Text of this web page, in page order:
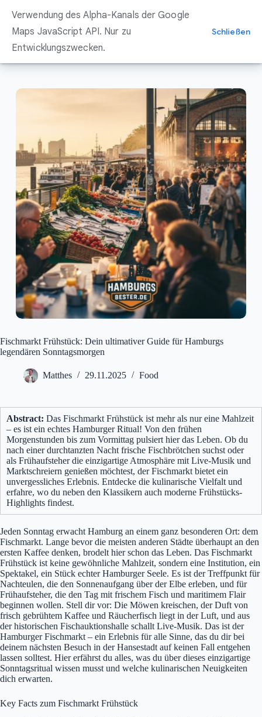
Inhalt
springen
Fischmarkt Frühstück: Dein ultimativer Guide für Hamburgs
legendären Sonntagsmorgen
Matthes 29.11.2025 Food
Abstract: Das Fischmarkt Frühstück ist mehr als nur eine Mahlzeit
– es ist ein echtes Hamburger Ritual! Von den frühen
Morgenstunden bis zum Vormittag pulsiert hier das Leben. Ob du
nach einer durchtanzten Nacht frische Fischbrötchen suchst oder
als Frühaufsteher die einzigartige Atmosphäre mit Live-Musik und
Marktschreiern genießen möchtest, der Fischmarkt bietet ein
unvergessliches Erlebnis. Entdecke die kulinarische Vielfalt und
erfahre, wo du neben den Klassikern auch moderne Frühstücks-
Highlights findest.
Jeden Sonntag erwacht Hamburg an einem ganz besonderen Ort: dem
Fischmarkt. Lange bevor die meisten anderen Städte überhaupt an den
ersten Kaffee denken, brodelt hier schon das Leben. Das Fischmarkt
Frühstück ist keine gewöhnliche Mahlzeit, sondern eine Institution, ein
Spektakel, ein Stück echter Hamburger Seele. Es ist der Treffpunkt für
Nachteulen, die den Sonnenaufgang über der Elbe erleben, und für
Frühaufsteher, die den Tag mit frischem Fisch und maritimem Flair
beginnen wollen. Stell dir vor: Die Möwen kreischen, der Duft von
frisch gebrühtem Kaffee und Räucherfisch liegt in der Luft, und aus
der historischen Fischauktionshalle schallt Live-Musik. Das ist der
Hamburger Fischmarkt – ein Erlebnis für alle Sinne, das du dir bei
deinem nächsten Besuch in der Hansestadt auf keinen Fall entgehen
lassen solltest. Hier erfährst du alles, was du über dieses einzigartige
Sonntagsritual wissen musst und welche kulinarischen Neuigkeiten
dich erwarten.
Key Facts zum Fischmarkt Frühstück
Verwendung des Alpha-Kanals der Google
Maps JavaScript API. Nur zu
Entwicklungszwecken.
Schließen